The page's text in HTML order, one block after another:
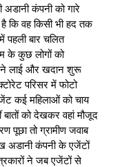
कंपनी को गारे
कि वह किसी भी हद तक
बार चलित
के कुछ लोगों को
लाई और खदान शुरू
परिसर में फोटो
कई महिलाओं को चाय
को देखकर वहां मौजूद
पूछा तो ग्रामीण जवाब
अडानी कंपनी के एजेंटों
ने जब एजेंटों से